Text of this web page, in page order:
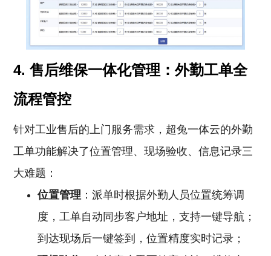
4. 售后维保一体化管理：外勤工单全
流程管控
针对工业售后的上门服务需求，超兔一体云的外勤
工单功能解决了位置管理、现场验收、信息记录三
大难题：
位置管理 ：派单时根据外勤人员位置统筹调
度，工单自动同步客户地址，支持一键导航；
到达现场后一键签到，位置精度实时记录；